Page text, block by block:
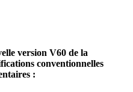
version V60 de la
conventionnelles
: